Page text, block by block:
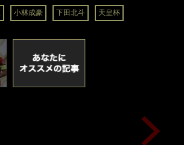
小林成豪 下田北斗 天皇杯